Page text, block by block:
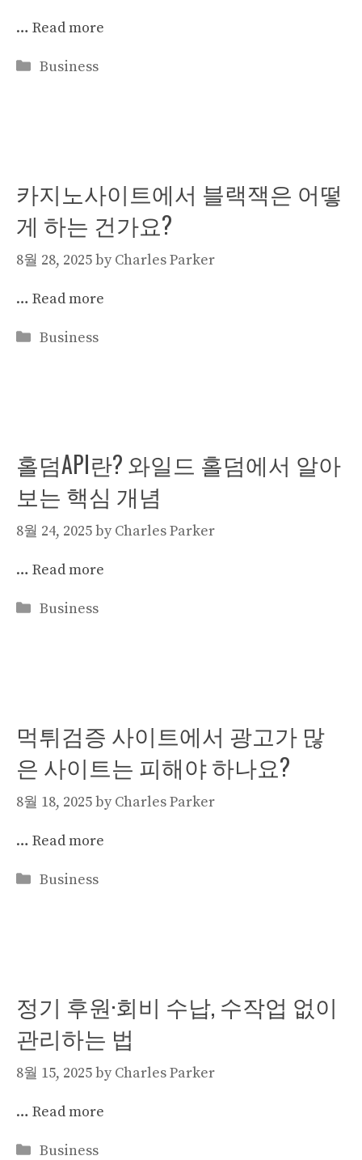
… Read more
Categories
Business
카지노사이트에서 블랙잭은 어떻
게 하는 건가요?
8월 28, 2025by Charles Parker
… Read more
Categories
Business
홀덤API란? 와일드 홀덤에서 알아
보는 핵심 개념
8월 24, 2025by Charles Parker
… Read more
Categories
Business
먹튀검증 사이트에서 광고가 많
은 사이트는 피해야 하나요?
8월 18, 2025by Charles Parker
… Read more
Categories
Business
정기 후원·회비 수납, 수작업 없이
관리하는 법
8월 15, 2025by Charles Parker
… Read more
Categories
Business